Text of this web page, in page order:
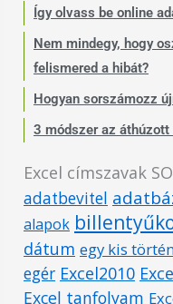
Így olvass be online
Nem mindegy, hogy
felismered a hibát?
Hogyan sorszámozz
3 módszer az
Excel címszavak
adatbevitel
alapok
dátum egy kis
egér Excel2010
Excel tanfolyam